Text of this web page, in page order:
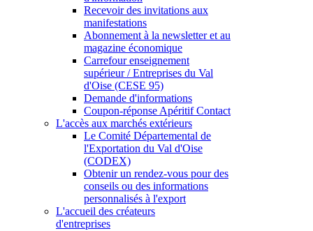
Recevoir des invitations aux
manifestations
Abonnement à la newsletter et au
magazine économique
Carrefour enseignement
supérieur / Entreprises du Val
d'Oise (CESE 95)
Demande d'informations
Coupon-réponse Apéritif Contact
L'accès aux marchés extérieurs
Le Comité Départemental de
l'Exportation du Val d'Oise
(CODEX)
Obtenir un rendez-vous pour des
conseils ou des informations
personnalisés à l'export
L'accueil des créateurs
d'entreprises